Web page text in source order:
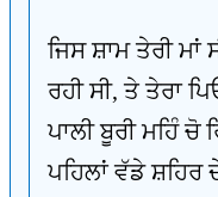
ਜਿਸ ਸ਼ਾਮ ਤੇਰੀ
ਰਹੀ ਸੀ, ਤੇ ਤੇਰਾ
ਪਾਲੀ ਬੂਰੀ ਮਹਿੰ ਚੋ
ਪਹਿਲਾਂ ਵੱਡੇ ਸ਼ਹਿਰ